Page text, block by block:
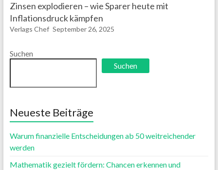
Zinsen explodieren – wie Sparer heute mit
Inflationsdruck kämpfen
Verlags Chef September 26, 2025
Suchen
Suchen
Neueste Beiträge
Warum finanzielle Entscheidungen ab 50 weitreichender
werden
Mathematik gezielt fördern: Chancen erkennen und